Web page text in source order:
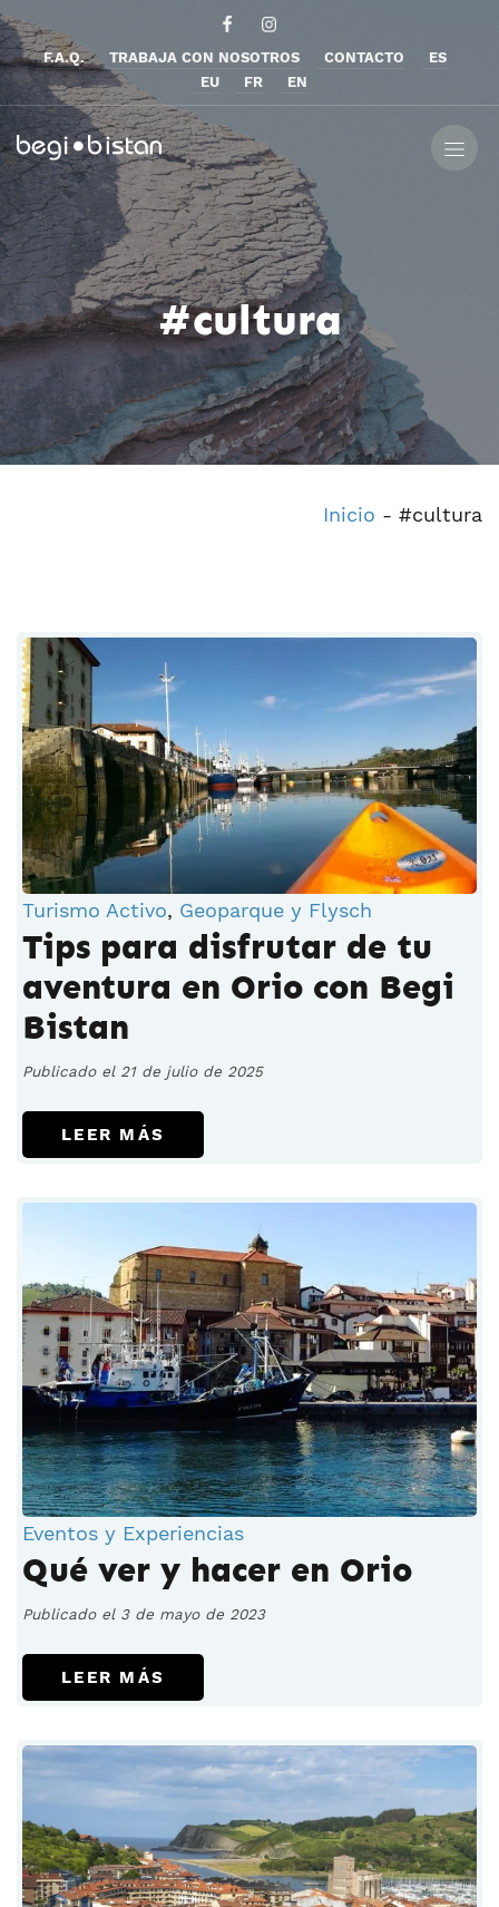
F.A.Q. TRABAJA CON NOSOTROS CONTACTO
ES
EU
FR EN
#cultura
Inicio - #cultura
Turismo Activo, Geoparque y Flysch
Tips para disfrutar de tu
aventura en Orio con Begi
Bistan
Publicado el 21 de julio de 2025
LEER MÁS
Eventos y Experiencias
Qué ver y hacer en Orio
Publicado el 3 de mayo de 2023
LEER MÁS